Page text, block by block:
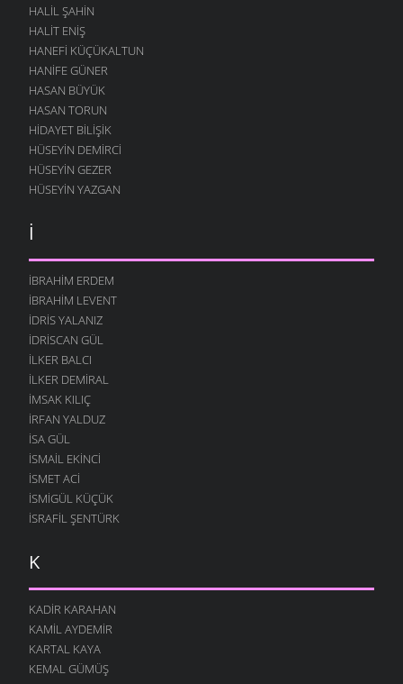
HALIL ŞAHIN
HALIT ENIŞ
HANEFI KÜÇÜKALTUN
HANIFE GÜNER
HASAN BÜYÜK
HASAN TORUN
HIDAYET BILIŞIK
HÜSEYIN DEMIRCI
HÜSEYIN GEZER
HÜSEYIN YAZGAN
İ
İBRAHIM ERDEM
İBRAHIM LEVENT
İDRIS YALANIZ
IDRISCAN GÜL
İLKER BALCI
İLKER DEMIRAL
İMSAK KILIÇ
İRFAN YALDUZ
ISA GÜL
ISMAIL EKINCI
İSMET ACI
İSMIGÜL KÜÇÜK
İSRAFIL ŞENTÜRK
K
KADIR KARAHAN
KAMIL AYDEMIR
KARTAL KAYA
KEMAL GÜMÜŞ